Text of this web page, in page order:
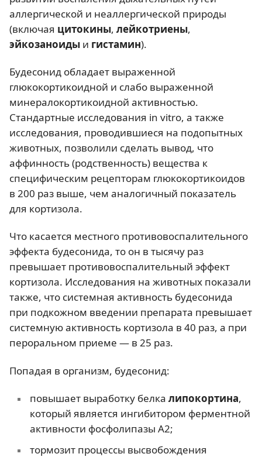
аллергической и неаллергической природы
(включая цитокины, лейкотриены,
эйкозаноиды и гистамин).
Будесонид обладает выраженной
глюкокортикоидной и слабо выраженной
минералокортикоидной активностью.
Стандартные исследования in vitro, а также
исследования, проводившиеся на подопытных
животных, позволили сделать вывод, что
аффинность (родственность) вещества к
специфическим рецепторам глюкокортикоидов
в 200 раз выше, чем аналогичный показатель
для кортизола.
Что касается местного противовоспалительного
эффекта будесонида, то он в тысячу раз
превышает противовоспалительный эффект
кортизола. Исследования на животных показали
также, что системная активность будесонида
при подкожном введении препарата превышает
системную активность кортизола в 40 раз, а при
пероральном приеме — в 25 раз.
Попадая в организм, будесонид:
повышает выработку белка липокортина,
который является ингибитором ферментной
активности фосфолипазы А2;
тормозит процессы высвобождения